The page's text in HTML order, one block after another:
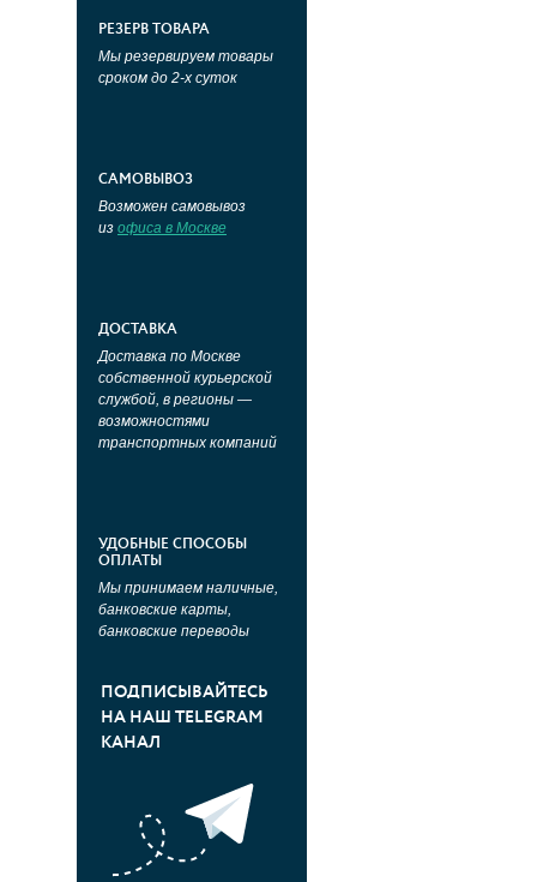
РЕЗЕРВ ТОВАРА
Мы резервируем товары
сроком до 2-х суток
САМОВЫВОЗ
Возможен самовывоз
из офиса в Москве
ДОСТАВКА
Доставка по Москве
собственной курьерской
службой, в регионы —
возможностями
транспортных компаний
УДОБНЫЕ СПОСОБЫ
ОПЛАТЫ
Мы принимаем наличные,
банковские карты,
банковские переводы
ПОДПИСЫВАЙТЕСЬ
НА НАШ TELEGRAM
КАНАЛ